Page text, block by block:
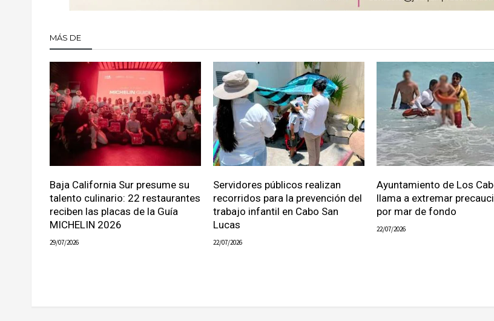
MÁS DE
Baja California Sur presume su
talento culinario: 22 restaurantes
reciben las placas de la Guía
MICHELIN 2026
29/07/2026
Servidores públicos realizan
recorridos para la prevención del
trabajo infantil en Cabo San
Lucas
22/07/2026
Ayuntamiento de Los
llama a extremar
por mar de fondo
22/07/2026